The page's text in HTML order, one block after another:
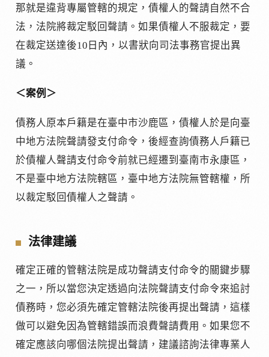
那就是違背專屬管轄的規定，債權人的聲請自然不合
法，法院將裁定駁回聲請。如果債權人不服裁定，要
在裁定送達後10日內，以書狀向司法事務官提出異
議。
＜案例＞
債務人原本戶籍是在臺中市沙鹿區，債權人於是向臺
中地方法院聲請發支付命令，後經查詢債務人戶籍已
於債權人聲請支付命令前就已經遷到臺南市永康區，
不是臺中地方法院轄區，臺中地方法院無管轄權，所
以裁定駁回債權人之聲請。
法律建議
確定正確的管轄法院是成功聲請支付命令的關鍵步驟
之一，所以當您決定透過向法院聲請支付命令來追討
債務時，您必須先確定管轄法院後再提出聲請，這樣
做可以避免因為管轄錯誤而浪費聲請費用。如果您不
確定應該向哪個法院提出聲請，建議諮詢法律專業人